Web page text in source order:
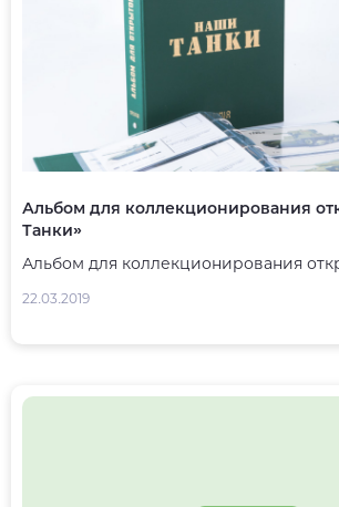
Альбом для коллекционирования
Танки»
Альбом для коллекционирования
22.03.2019